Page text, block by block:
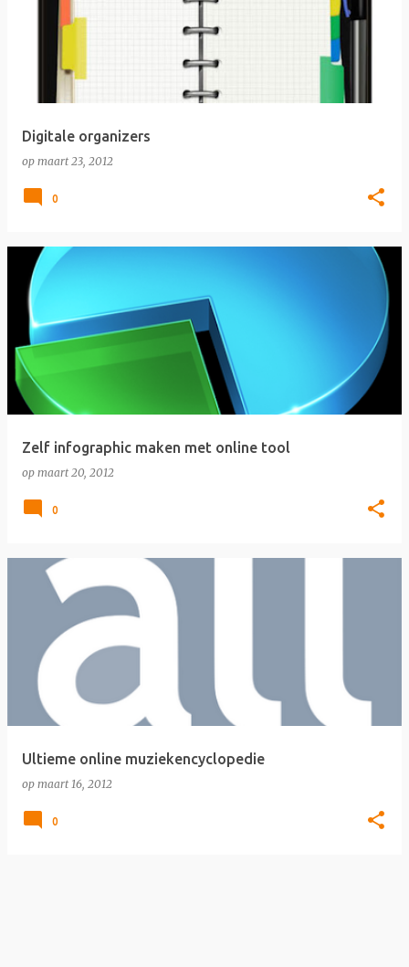
Digitale organizers
op maart 23, 2012
0
Zelf infographic maken met online tool
op maart 20, 2012
0
Ultieme online muziekencyclopedie
op maart 16, 2012
0